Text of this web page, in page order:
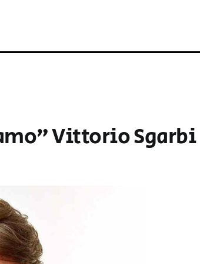
Vittorio Sgarbi